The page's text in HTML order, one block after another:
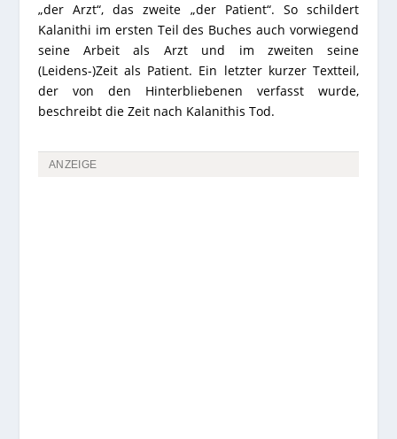
„der Arzt“, das zweite „der Patient“. So schildert
Kalanithi im ersten Teil des Buches auch vorwiegend
seine Arbeit als Arzt und im zweiten seine
(Leidens-)Zeit als Patient. Ein letzter kurzer Textteil,
der von den Hinterbliebenen verfasst wurde,
beschreibt die Zeit nach Kalanithis Tod.
ANZEIGE